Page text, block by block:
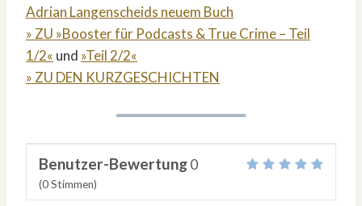
Adrian Langenscheids neuem Buch
» ZU »Booster für Podcasts & True Crime – Teil
1/2« und »Teil 2/2«
» ZU DEN KURZGESCHICHTEN
Benutzer-Bewertung0
(0Stimmen)